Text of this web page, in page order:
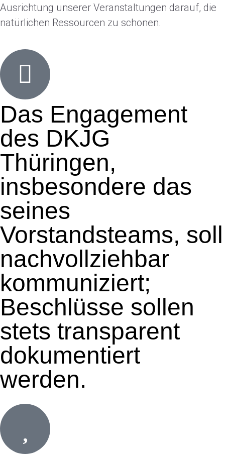
Ausrichtung unserer Veranstaltungen darauf, die
natürlichen Ressourcen zu schonen.
Das Engagement
des DKJG
Thüringen,
insbesondere das
seines
Vorstandsteams, soll
nachvollziehbar
kommuniziert;
Beschlüsse sollen
stets transparent
dokumentiert
werden.